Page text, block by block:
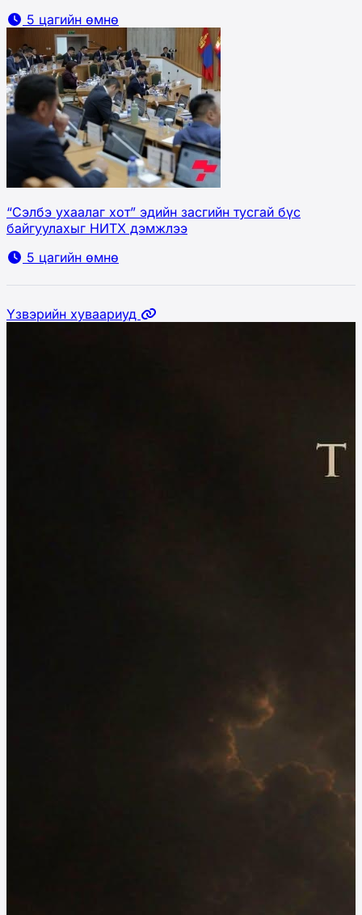
5 цагийн өмнө
“Сэлбэ ухаалаг хот” эдийн засгийн тусгай бүс
байгуулахыг НИТХ дэмжлээ
5 цагийн өмнө
Үзвэрийн хуваариуд